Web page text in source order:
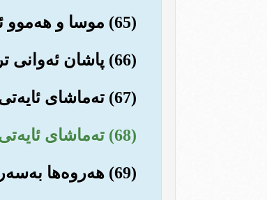
(65) موسا و هه‌موو ئه‌وانه‌ش له‌گه‌ڵیدا بوون ڕزگارمان بوو...
(66) پاشان ئه‌وانی ترمان نوقمی ده‌ریا کرد.
(67) ته‌ماشای ئایه‌تی 8، 9 بکه‌.
(68) ته‌ماشای ئایه‌تی 8، 9 بکه‌.
(69) هه‌روه‌ها به‌سه‌رهات وهه‌واڵی ئیبراهیم بۆ ئه‌و خه‌ڵکه باس بکه.